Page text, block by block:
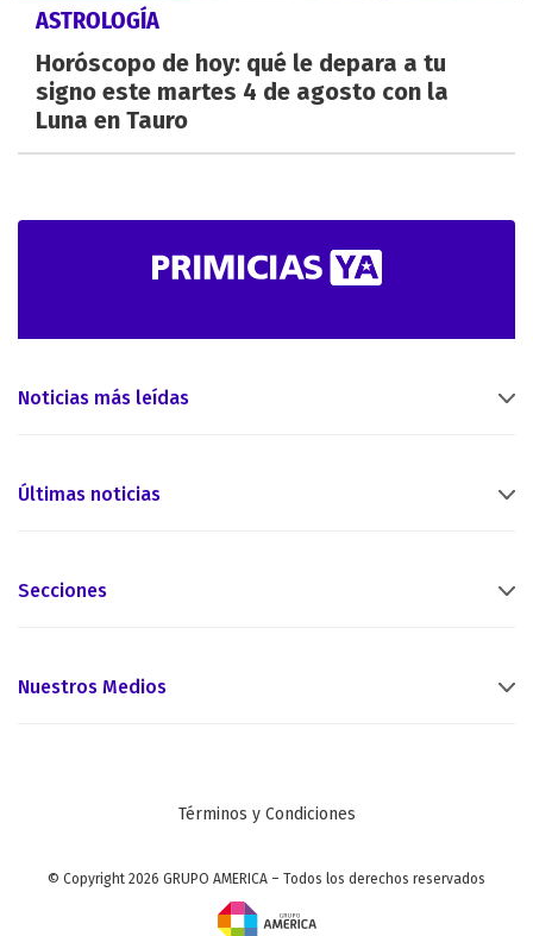
ASTROLOGÍA
Horóscopo de hoy: qué le depara a tu
signo este martes 4 de agosto con la
Luna en Tauro
Noticias más leídas
Últimas noticias
Secciones
Nuestros Medios
Términos y Condiciones
© Copyright 2026 GRUPO AMERICA – Todos los derechos reservados